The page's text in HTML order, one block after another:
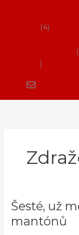
4
Šesté, už
mantónů
Šesté,
méně